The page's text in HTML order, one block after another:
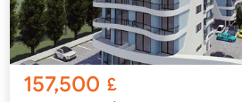
157,500 £